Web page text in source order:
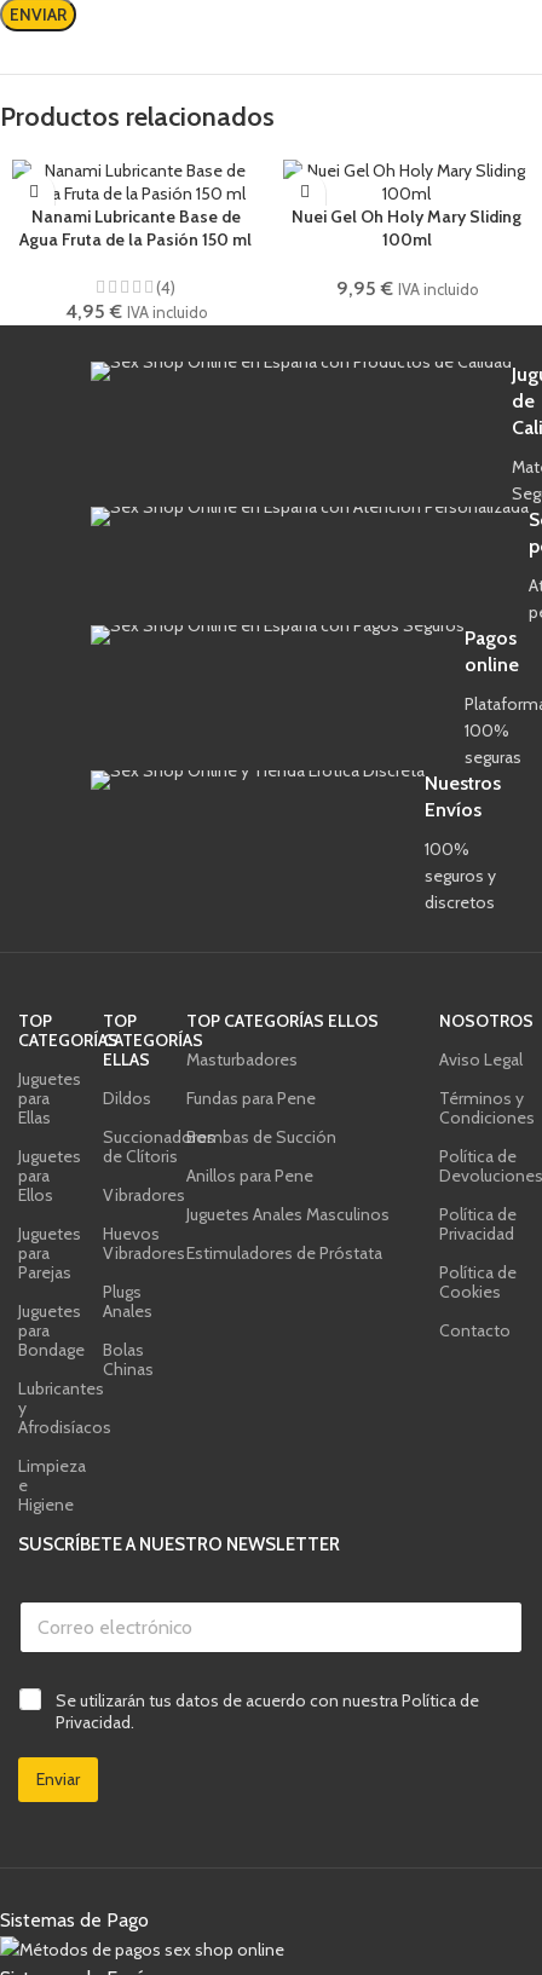
Productos relacionados
Nanami Lubricante Base de
Agua Fruta de la Pasión 150 ml
(4)
4,95€ IVA incluido
Nuei Gel Oh Holy Mary Sliding
100ml
9,95€ IVA incluido
de
Pagos
online
100%
seguras
Nuestros
Envíos
100%
seguros y
discretos
TOP
CATEGORÍAS
Juguetes
para
Ellas
Juguetes
para
Ellos
Juguetes
para
Parejas
Juguetes
para
Bondage
Lubricantes
y
Afrodisíacos
Limpieza
e
Higiene
TOP
CATEGORÍAS
ELLAS
Dildos
Succionadores
de Clítoris
Vibradores
Huevos
Vibradores
Plugs
Anales
Bolas
Chinas
TOP CATEGORÍAS ELLOS
Masturbadores
Fundas para Pene
Bombas de Succión
Anillos para Pene
Juguetes Anales Masculinos
Estimuladores de Próstata
NOSOTROS
Aviso Legal
Términos y
Condiciones
Política de
Política de
Privacidad
Política de
Cookies
Contacto
SUSCRÍBETE A NUESTRO NEWSLETTER
C
r
e
o
l
c
c
o
*
f
c
d
e
e
C
i
l
e
r
Se utilizarán tus datos de acuerdo con nuestra Política de
Privacidad.
Enviar
Sistemas de Pago